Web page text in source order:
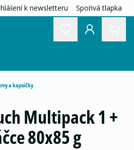
k newsletteru Spořivá tlapka
a kapsičky
Multipack 1 +
80x85 g